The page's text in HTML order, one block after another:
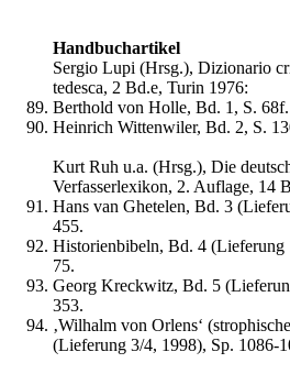
Handbuchartikel
Sergio Lupi (Hrsg.), Dizionario
tedesca, 2 Bd.e, Turin 1976:
Berthold von Holle, Bd. 1, S. 68f.
Heinrich Wittenwiler, Bd. 2, S.
Kurt Ruh u.a. (Hrsg.), Die
Verfasserlexikon, 2. Auflage, 14
Hans van Ghetelen, Bd. 3
455.
Historienbibeln, Bd. 4 (Lieferung
75.
Georg Kreckwitz, Bd. 5
353.
‚Wilhalm von Orlens‘
(Lieferung 3/4, 1998), Sp. 1086-